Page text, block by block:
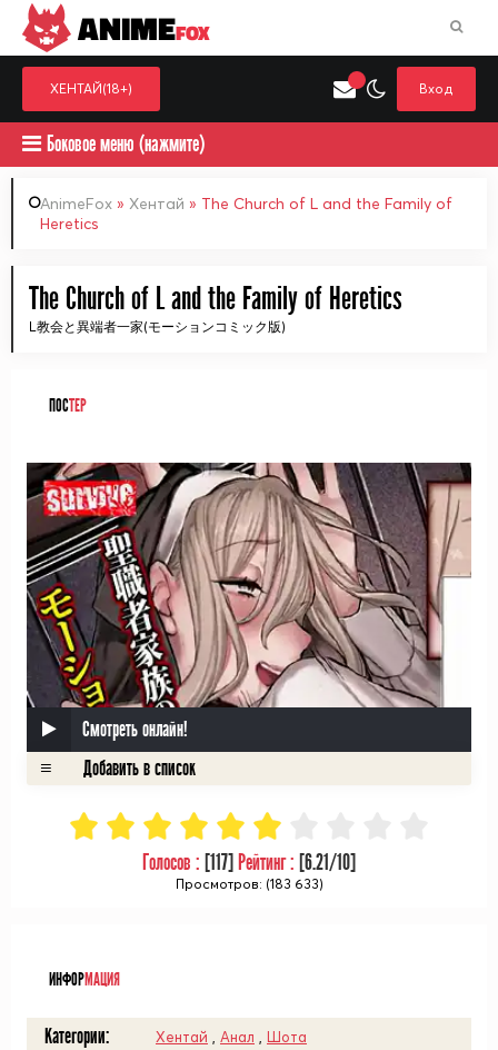
Выберите одну категорию для поиска
ANIMEFOX
ХЕНТАЙ(18+) Вход
Боковое меню (нажмите)
AnimeFox » Хентай » The Church of L and the Family of
Heretics
The Church of L and the Family of Heretics
L教会と異端者一家(モーションコミック版)
ПОСТЕР
Смотреть онлайн!
Голосов : [117] Рейтинг : [6.21/10]
Просмотров: (183 633)
ИНФОРМАЦИЯ
Категории: Хентай Анал Шота